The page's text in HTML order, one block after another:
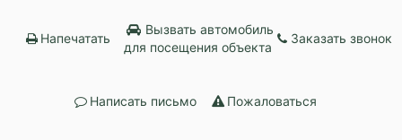
Напечатать
Вызвать автомобиль
для посещения объекта
Заказать звонок
Написать письмо Пожаловаться